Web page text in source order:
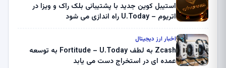
استیبل کوین جدید با پشتیبانی بلک راک و ویزا در
اتریوم – U.Today راه اندازی می شود
اخبار ارز دیجیتال
Zcash به لطف Fortitude – U.Today به توسعه
عمده ای در استخراج دست می یابد